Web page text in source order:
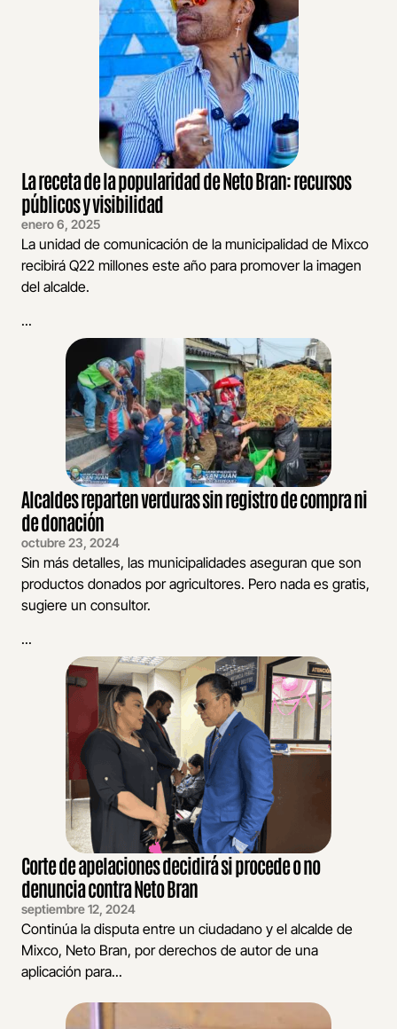
La receta de la popularidad de Neto Bran: recursos
públicos y visibilidad
enero 6, 2025
La unidad de comunicación de la municipalidad de Mixco
recibirá Q22 millones este año para promover la imagen
del alcalde.
...
Alcaldes reparten verduras sin registro de compra ni
de donación
octubre 23, 2024
Sin más detalles, las municipalidades aseguran que son
productos donados por agricultores. Pero nada es gratis,
sugiere un consultor.
...
Corte de apelaciones decidirá si procede o no
denuncia contra Neto Bran
septiembre 12, 2024
Continúa la disputa entre un ciudadano y el alcalde de
Mixco, Neto Bran, por derechos de autor de una
aplicación para...